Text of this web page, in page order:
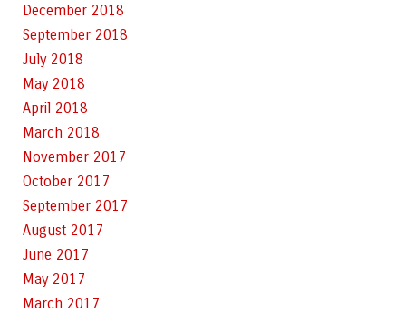
December 2018
September 2018
July 2018
May 2018
April 2018
March 2018
November 2017
October 2017
September 2017
August 2017
June 2017
May 2017
March 2017